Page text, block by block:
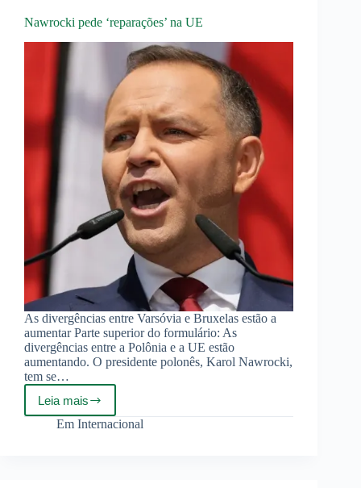
Nawrocki pede ‘reparações’ na UE
As divergências entre Varsóvia e Bruxelas estão a
aumentar Parte superior do formulário: As
divergências entre a Polônia e a UE estão
aumentando. O presidente polonês, Karol Nawrocki,
tem se…
Leia maisNawrocki
pede
Em Internacional